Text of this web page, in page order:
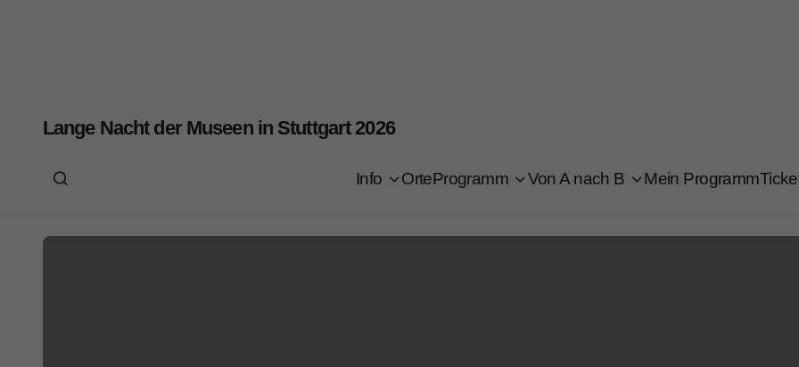
Lange Nacht der Museen in Stuttgart 2026
Info OrteProgramm Von A nach B Mein Programm